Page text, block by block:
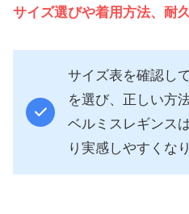
サイズ選びや着用方法、耐
サイズ表を確認し
を選び、正しい方
ベルミスレギンス
り実感しやすくな